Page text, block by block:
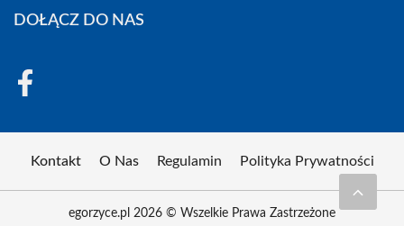
DOŁĄCZ DO NAS
Kontakt O Nas Regulamin Polityka Prywatności
egorzyce.pl 2026 © Wszelkie Prawa Zastrzeżone